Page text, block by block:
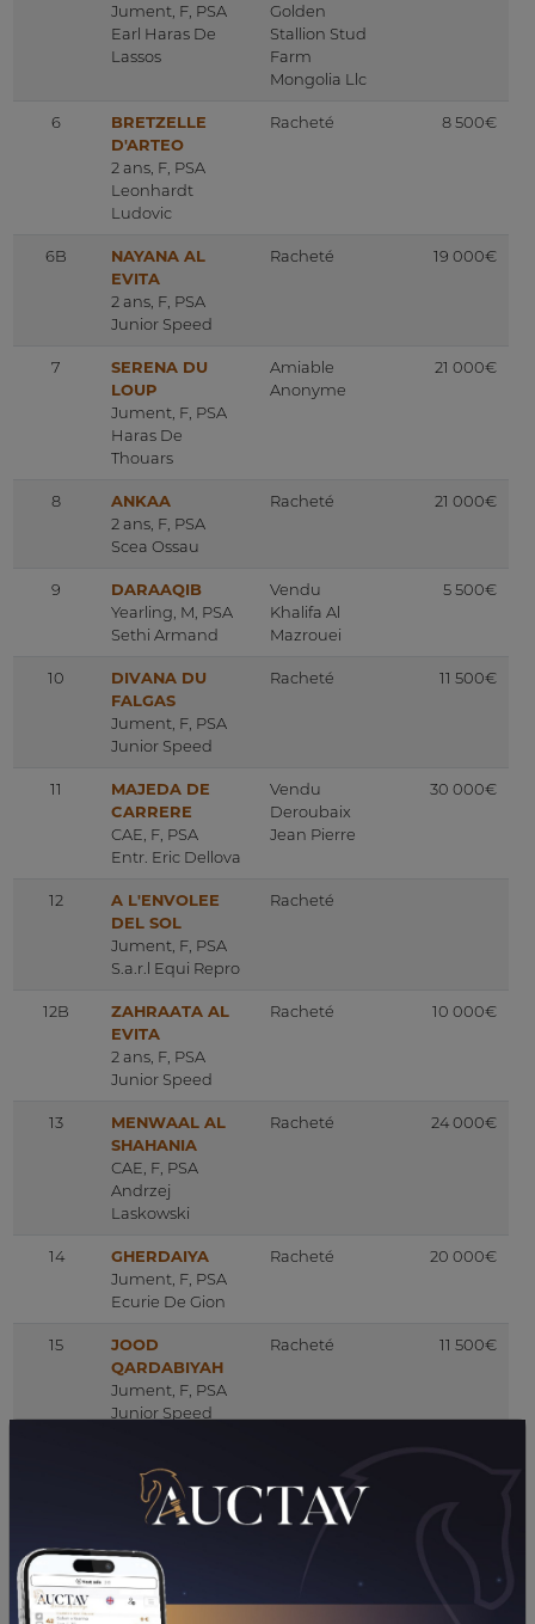
Jument, F, PSA
Earl Haras De
Lassos
Golden
Stallion Stud
Farm
Mongolia Llc
6
BRETZELLE
D'ARTEO
2 ans, F, PSA
Leonhardt
Ludovic
Racheté 8 500€
6B
NAYANA AL
EVITA
2 ans, F, PSA
Junior Speed
Racheté 19 000€
7
SERENA DU
LOUP
Jument, F, PSA
Haras De
Thouars
Amiable
Anonyme
21 000€
8
ANKAA
2 ans, F, PSA
Scea Ossau
Racheté 21 000€
9
DARAAQIB
Yearling, M, PSA
Sethi Armand
Vendu
Khalifa Al
Mazrouei
5 500€
10
DIVANA DU
FALGAS
Jument, F, PSA
Junior Speed
Racheté 11 500€
11
MAJEDA DE
CARRERE
CAE, F, PSA
Entr. Eric Dellova
Vendu
Deroubaix
Jean Pierre
30 000€
12
A L'ENVOLEE
DEL SOL
Jument, F, PSA
S.a.r.l Equi Repro
Racheté
12B
ZAHRAATA AL
EVITA
2 ans, F, PSA
Junior Speed
Racheté 10 000€
13
MENWAAL AL
SHAHANIA
CAE, F, PSA
Andrzej
Laskowski
Racheté 24 000€
14
GHERDAIYA
Jument, F, PSA
Ecurie De Gion
Racheté 20 000€
15
JOOD
QARDABIYAH
Jument, F, PSA
Junior Speed
Racheté 11 500€
Yearling, F, PSA
Earl Haras De
Lassos
HAYA DE
MONLAU
Jument, F, PSA